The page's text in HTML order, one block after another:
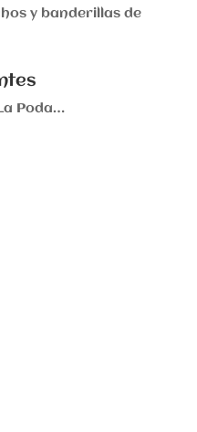
y banderillas de
Poda…